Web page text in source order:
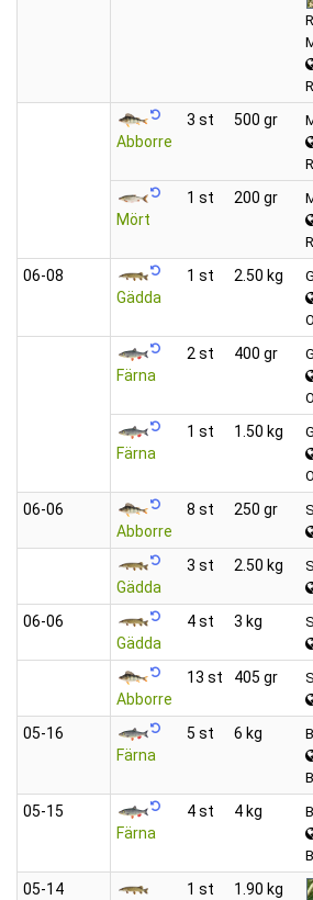
Abborre
3 st 500 gr
Mört
1 st 200 gr
06‑08
Gädda
1 st 2.50 kg
Färna
2 st 400 gr
Färna
1 st 1.50 kg
06‑06
Abborre
8 st 250 gr
Gädda
3 st 2.50 kg
06‑06
Gädda
4 st 3 kg
Abborre
13 st 405 gr
05‑16
Färna
5 st 6 kg
05‑15
Färna
4 st 4 kg
05‑14
1 st 1.90 kg